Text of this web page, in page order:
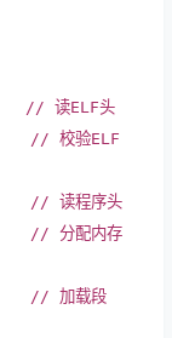
// 读ELF头
// 校验ELF
// 读程序头
// 分配内存
// 加载段